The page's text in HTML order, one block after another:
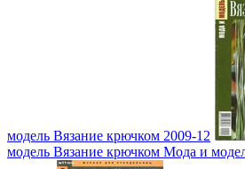
модель Вязание крючком 2009-12
модель Вязание крючком Мода и